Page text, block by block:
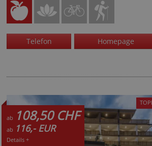
Telefon Homepage
ab 108,50 CHF
ab 116,- EUR
Details +